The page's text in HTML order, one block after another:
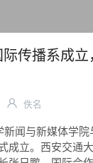
传播系成
佚名
新闻与新媒体学
成立。西安交通